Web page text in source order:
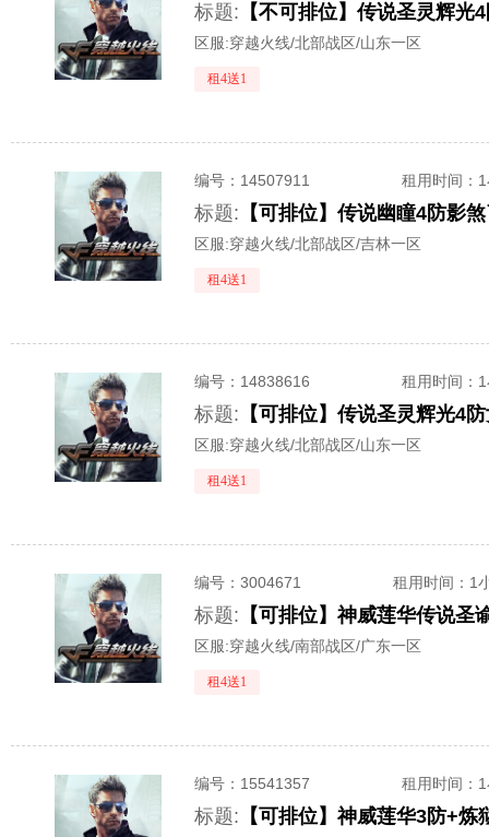
标题:
区服:穿越火线/北部战区/山东一区
租4送1
编号： 14507911 租用时间 ：
标题:
区服:穿越火线/北部战区/吉林一区
租4送1
编号： 14838616 租用时间 ：
标题:
区服:穿越火线/北部战区/山东一区
租4送1
编号：3004671 租用时间 ：1
标题:
区服:穿越火线/南部战区/广东一区
租4送1
编号： 15541357 租用时间 ：
标题: